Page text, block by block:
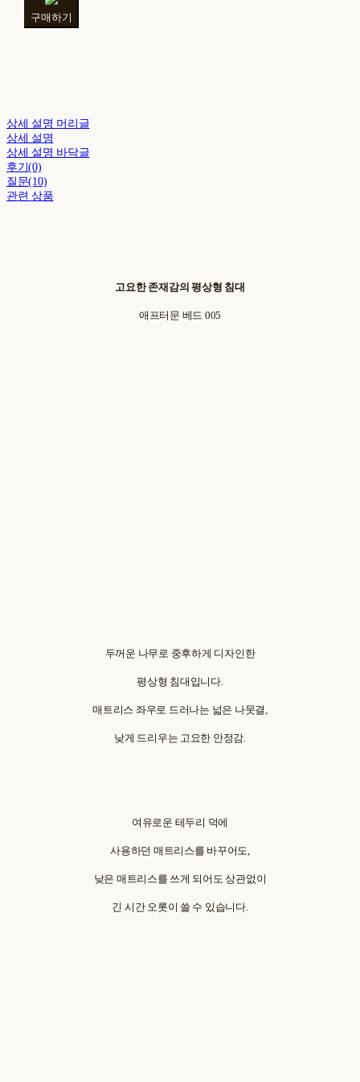
구매하기
상세 설명 머리글
상세 설명
상세 설명 바닥글
후기(0)
질문(10)
관련 상품
고요한 존재감의 평상형 침대
애프터문 베드 005
두꺼운 나무로 중후하게 디자인한
평상형 침대입니다.
매트리스 좌우로 드러나는 넓은 나뭇결,
낮게 드리우는 고요한 안정감.
여유로운 테두리 덕에
사용하던 매트리스를 바꾸어도,
낮은 매트리스를 쓰게 되어도 상관없이
긴 시간 오롯이 쓸 수 있습니다.